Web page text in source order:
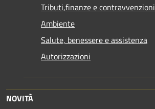
Tributi,finanze e contravvenzioni
Ambiente
Salute, benessere e assistenza
Autorizzazioni
NOVITÀ